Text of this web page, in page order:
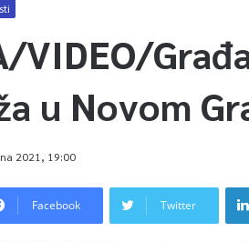
VIDEO/
u Novom
2021, 19:00
Facebook Twitter